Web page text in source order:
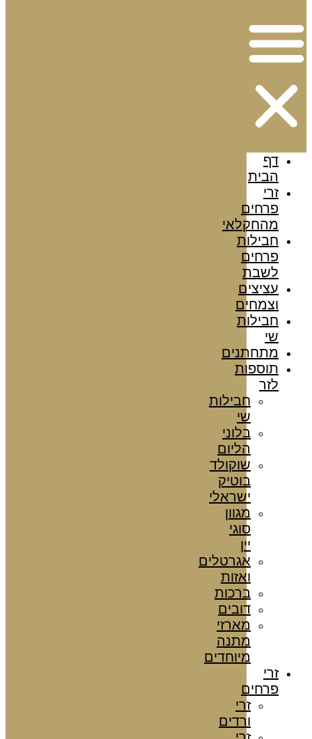
דף
הבית
זרי
פרחים
מהחקלאי
חבילות
פרחים
לשבת
עציצים
וצמחים
חבילות
שי
מתחתנים
תוספות
לזר
חבילות
שי
בלוני
הליום
שוקולד
בוטיק
ישראלי
מגוון
סוגי
יין
אגרטלים
ואזות
ברכות
דובים
מארזי
מתנה
מיוחדים
זרי
פרחים
זרי
ורדים